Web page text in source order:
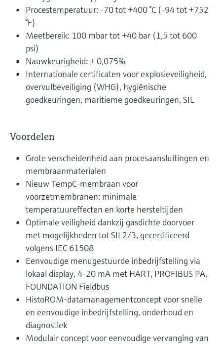
Procestemperatuur: -70 tot +400 °C (-94 tot +752
°F)
Meetbereik: 100 mbar tot +40 bar (1,5 tot 600
psi)
Nauwkeurigheid: ± 0,075%
Internationale certificaten voor explosieveiligheid,
overvulbeveiliging (WHG), hygiënische
goedkeuringen, maritieme goedkeuringen, SIL
Voordelen
Grote verscheidenheid aan procesaansluitingen en
membraanmaterialen
Nieuw TempC-membraan voor
voorzetmembranen: minimale
temperatuureffecten en korte hersteltijden
Optimale veiligheid dankzij gasdichte doorvoer
met mogelijkheden tot SIL2/3, gecertificeerd
volgens IEC 61508
Eenvoudige menugestuurde inbedrijfstelling via
lokaal display, 4-20 mA met HART, PROFIBUS PA,
FOUNDATION Fieldbus
HistoROM-datamanagementconcept voor snelle
en eenvoudige inbedrijfstelling, onderhoud en
diagnostiek
Modulair concept voor eenvoudige vervanging van